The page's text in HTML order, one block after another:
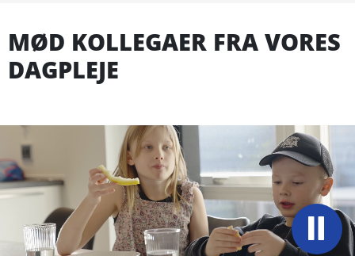
MØD KOLLEGAER FRA VORES
DAGPLEJE